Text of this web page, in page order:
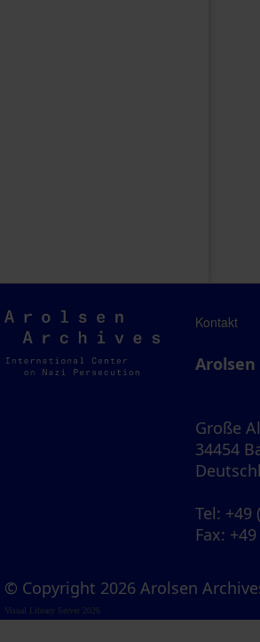
Arolsen
Archives
Kontakt
Arolsen
Große
34454
Tel: +49
Fax:
© Copyright 2026 Arolsen
Visual Library Server 2026